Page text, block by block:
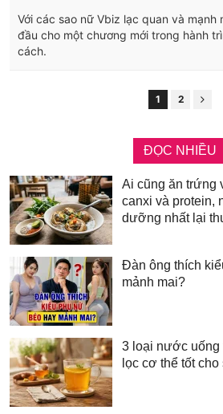
Với các sao nữ Vbiz lạc quan và mạnh
đầu cho một chương mới trong hành
cách.
1 2
ĐỌC NHIỀU
Ai cũng ăn trứng
canxi và protein,
dưỡng nhất lại
Đàn ông thích
mảnh mai?
3 loại nước uống
lọc cơ thể tốt